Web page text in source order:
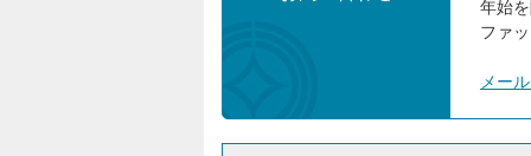
年始
ファ
メー